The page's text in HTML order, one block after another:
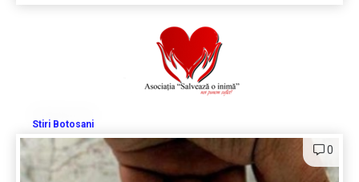
Stiri Botosani
0